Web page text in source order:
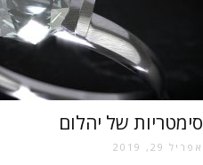
סימטריות של יהלום
אפריל 29, 2019